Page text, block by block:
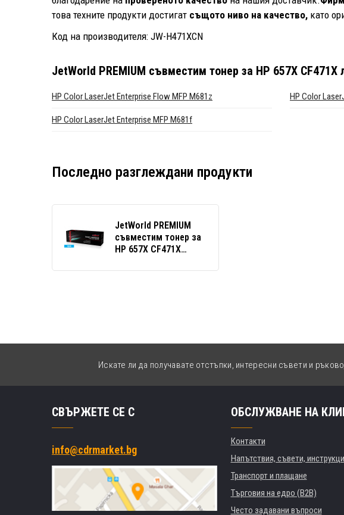
това техните продукти достигат същото ниво на качество, като
Код на производителя: JW-H471XCN
JetWorld PREMIUM съвместим тонер за HP 657X CF471X
HP Color LaserJet Enterprise Flow MFP M681z HP Color
HP Color LaserJet Enterprise MFP M681f
Последно разглеждани продукти
JetWorld PREMIUM
съвместим тонер за
HP 657X CF471X
Искате ли да получавате отстъпки, интересни съвети и
СВЪРЖЕТЕ СЕ С
info@cdrmarket.bg
ОБСЛУЖВАНЕ НА
Контакти
Напътствия, съвети,
Транспорт и плащане
Търговия на едро (B2B)
Често задавани въпроси